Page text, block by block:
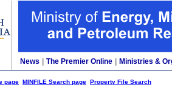
News The Premier Online Ministries &
page MINFILE Search page Property File Search